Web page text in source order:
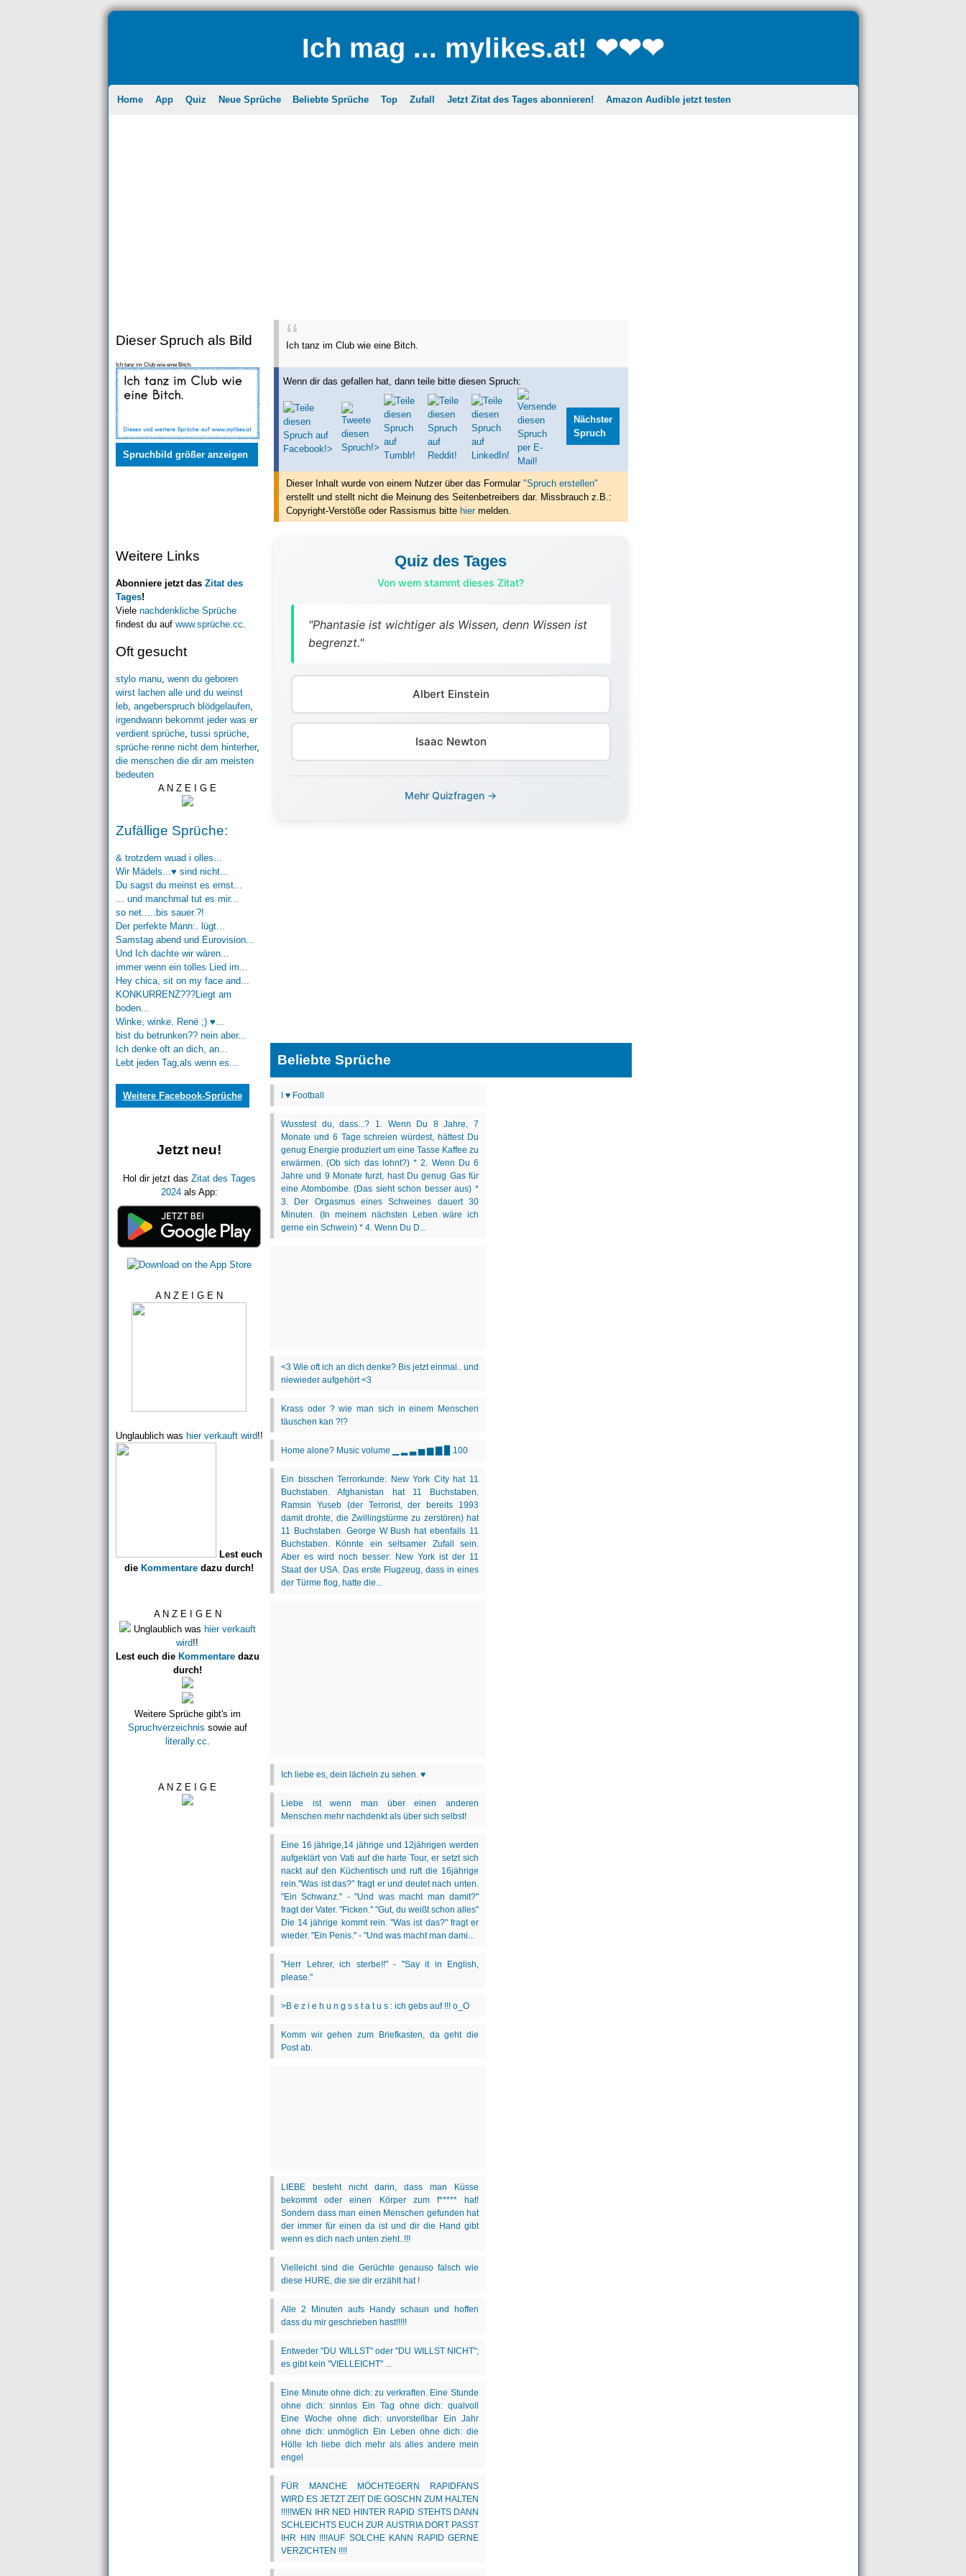
Ich mag ... mylikes.at! ❤❤❤
Home App Quiz Neue Sprüche Beliebte Sprüche Top Zufall Jetzt Zitat des Tages abonnieren! Amazon Audible jetzt testen
Dieser Spruch als Bild
Ich tanz im Club wie eine Bitch.
Spruchbild größer anzeigen
Weitere Links
Abonniere jetzt das Zitat des
Tages!
Viele nachdenkliche Sprüche
findest du auf www.sprüche.cc
Oft gesucht
stylo manu, wenn du geboren
wirst lachen alle und du weinst
leb, angeberspruch blödgelaufen,
irgendwann bekommt jeder was er
verdient sprüche, tussi sprüche,
sprüche renne nicht dem hinterher,
die menschen die dir am meisten
bedeuten
A N Z E I G E
Zufällige Sprüche:
& trotzdem wuad i olles...
Wir Mädels...♥ sind nicht...
Du sagst du meinst es ernst...
... und manchmal tut es mir...
so net.....bis sauer.?!
Der perfekte Mann:. lügt...
Samstag abend und Eurovision...
Und Ich dachte wir wären...
immer wenn ein tolles Lied im...
Hey chica, sit on my face and...
KONKURRENZ???Liegt am
boden...
Winke, winke, René ;) ♥...
bist du betrunken?? nein aber...
Ich denke oft an dich, an...
Lebt jeden Tag,als wenn es...
Weitere Facebook-Sprüche
Jetzt neu!
Hol dir jetzt das Zitat des Tages
2024als App:
A N Z E I G E N
Unglaublich was hier verkauft wird!!
Lest euch
die Kommentare dazu durch!
A N Z E I G E N
Unglaublich was hier verkauft
wird!!
Lest euch die Kommentaredazu
durch!
Weitere Sprüche gibt's im
Spruchverzeichnis sowie auf
literally.cc
A N Z E I G E
Ich tanz im Club wie eine Bitch.
Wenn dir das gefallen hat, dann teile bitte diesen Spruch:
Nächster
Spruch
Dieser Inhalt wurde von einem Nutzer über das Formular "Spruch erstellen"
erstelltund stellt nicht die Meinung des Seitenbetreibers dar. Missbrauch z.B.:
Copyright-Verstöße oder Rassismus bitte hiermelden.
Quiz des Tages
Von wem stammt dieses Zitat?
"Phantasie ist wichtiger als Wissen, denn Wissen ist
begrenzt."
Albert Einstein
Isaac Newton
Mehr Quizfragen →
Beliebte Sprüche